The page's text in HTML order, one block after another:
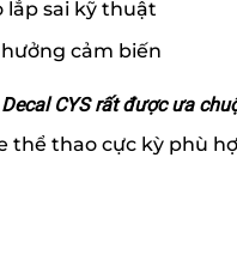
lắp sai kỹ thuật
cảm biến
CYS rất được ưa
thể thao cực kỳ phù